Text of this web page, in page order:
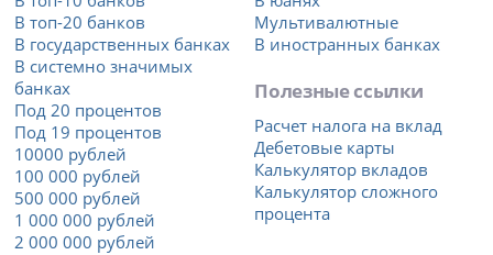
В топ-20 банков
В государственных банках
В системно значимых
банках
Под 20 процентов
Под 19 процентов
10000 рублей
100 000 рублей
500 000 рублей
1 000 000 рублей
2 000 000 рублей
Мультивалютные
В иностранных банках
Полезные ссылки
Расчет налога на вклад
Дебетовые карты
Калькулятор вкладов
Калькулятор сложного
процента